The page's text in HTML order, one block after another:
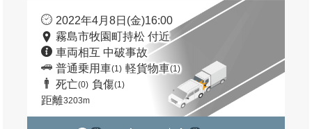
2022年4月8日(金)16:00
霧島市牧園町持松 付近
車両相互 中破事故
普通乗用車(1) 軽貨物車(1)
死亡(0) 負傷(1)
距離3203m